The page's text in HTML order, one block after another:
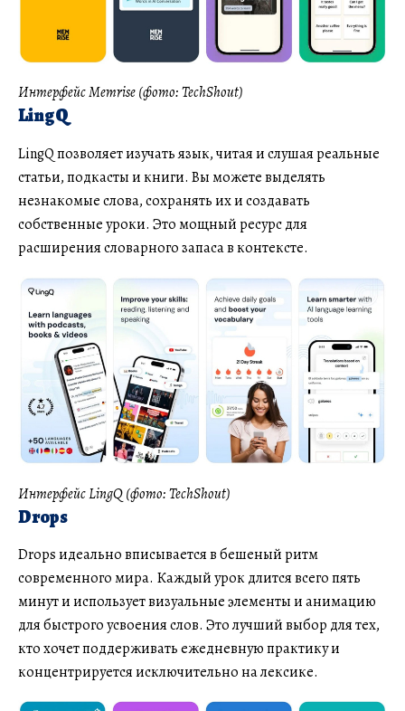
Интерфейс Memrise (фото: TechShout)
LingQ
LingQ позволяет изучать язык, читая и слушая реальные
статьи, подкасты и книги. Вы можете выделять
незнакомые слова, сохранять их и создавать
собственные уроки. Это мощный ресурс для
расширения словарного запаса в контексте.
Интерфейс LingQ (фото: TechShout)
Drops
Drops идеально вписывается в бешеный ритм
современного мира. Каждый урок длится всего пять
минут и использует визуальные элементы и анимацию
для быстрого усвоения слов. Это лучший выбор для тех,
кто хочет поддерживать ежедневную практику и
концентрируется исключительно на лексике.